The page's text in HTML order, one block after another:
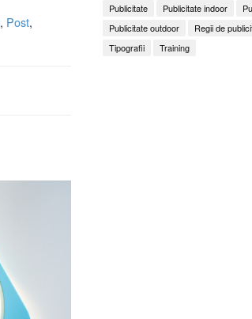
, Post,
Publicitate
Publicitate indoor
Publicitate outdoor
Regii de
Tipografii
Training